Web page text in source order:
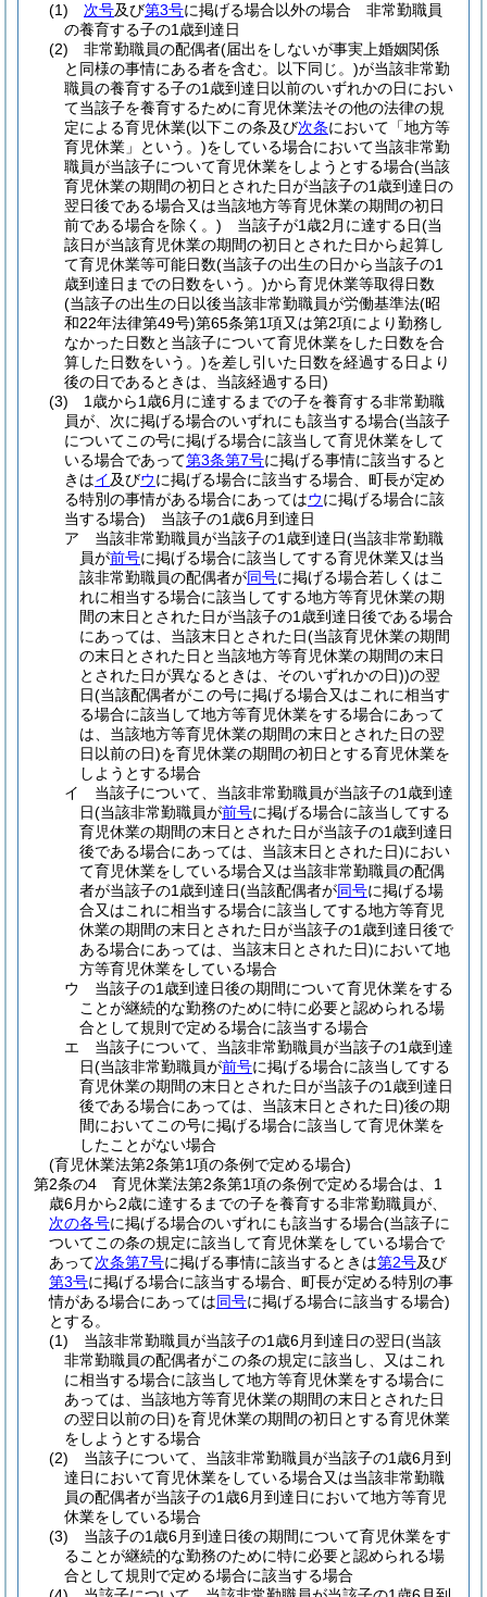
(1)
次号及び第3号に掲げる場合以外の場合 非常勤職員
の養育する子の1歳到達日
(2)
非常勤職員の配偶者(届出をしないが事実上婚姻関係
と同様の事情にある者を含む。以下同じ。)が当該非常勤
職員の養育する子の1歳到達日以前のいずれかの日におい
て当該子を養育するために育児休業法その他の法律の規
定による育児休業(以下この条及び次条において「地方等
育児休業」という。)をしている場合において当該非常勤
職員が当該子について育児休業をしようとする場合(当該
育児休業の期間の初日とされた日が当該子の1歳到達日の
翌日後である場合又は当該地方等育児休業の期間の初日
前である場合を除く。) 当該子が1歳2月に達する日(当
該日が当該育児休業の期間の初日とされた日から起算し
て育児休業等可能日数(当該子の出生の日から当該子の1
歳到達日までの日数をいう。)から育児休業等取得日数
(当該子の出生の日以後当該非常勤職員が労働基準法(昭
和22年法律第49号)第65条第1項又は第2項により勤務し
なかった日数と当該子について育児休業をした日数を合
算した日数をいう。)を差し引いた日数を経過する日より
後の日であるときは、当該経過する日)
(3)
1歳から1歳6月に達するまでの子を養育する非常勤職
員が、次に掲げる場合のいずれにも該当する場合(当該子
についてこの号に掲げる場合に該当して育児休業をして
いる場合であって第3条第7号に掲げる事情に該当すると
きはイ及びウに掲げる場合に該当する場合、町長が定め
る特別の事情がある場合にあってはウに掲げる場合に該
当する場合) 当該子の1歳6月到達日
ア
当該非常勤職員が当該子の1歳到達日(当該非常勤職
員が前号に掲げる場合に該当してする育児休業又は当
該非常勤職員の配偶者が同号に掲げる場合若しくはこ
れに相当する場合に該当してする地方等育児休業の期
間の末日とされた日が当該子の1歳到達日後である場合
にあっては、当該末日とされた日(当該育児休業の期間
の末日とされた日と当該地方等育児休業の期間の末日
とされた日が異なるときは、そのいずれかの日))の翌
日(当該配偶者がこの号に掲げる場合又はこれに相当す
る場合に該当して地方等育児休業をする場合にあって
は、当該地方等育児休業の期間の末日とされた日の翌
日以前の日)を育児休業の期間の初日とする育児休業を
しようとする場合
イ
当該子について、当該非常勤職員が当該子の1歳到達
日(当該非常勤職員が前号に掲げる場合に該当してする
育児休業の期間の末日とされた日が当該子の1歳到達日
後である場合にあっては、当該末日とされた日)におい
て育児休業をしている場合又は当該非常勤職員の配偶
者が当該子の1歳到達日(当該配偶者が同号に掲げる場
合又はこれに相当する場合に該当してする地方等育児
休業の期間の末日とされた日が当該子の1歳到達日後で
ある場合にあっては、当該末日とされた日)において地
方等育児休業をしている場合
ウ
当該子の1歳到達日後の期間について育児休業をする
ことが継続的な勤務のために特に必要と認められる場
合として規則で定める場合に該当する場合
エ
当該子について、当該非常勤職員が当該子の1歳到達
日(当該非常勤職員が前号に掲げる場合に該当してする
育児休業の期間の末日とされた日が当該子の1歳到達日
後である場合にあっては、当該末日とされた日)後の期
間においてこの号に掲げる場合に該当して育児休業を
したことがない場合
(育児休業法第2条第1項の条例で定める場合)
第2条の4
育児休業法第2条第1項の条例で定める場合は、1
歳6月から2歳に達するまでの子を養育する非常勤職員が、
次の各号に掲げる場合のいずれにも該当する場合(当該子に
ついてこの条の規定に該当して育児休業をしている場合で
あって次条第7号に掲げる事情に該当するときは第2号及び
第3号に掲げる場合に該当する場合、町長が定める特別の事
情がある場合にあっては同号に掲げる場合に該当する場合)
とする。
(1)
当該非常勤職員が当該子の1歳6月到達日の翌日(当該
非常勤職員の配偶者がこの条の規定に該当し、又はこれ
に相当する場合に該当して地方等育児休業をする場合に
あっては、当該地方等育児休業の期間の末日とされた日
の翌日以前の日)を育児休業の期間の初日とする育児休業
をしようとする場合
(2)
当該子について、当該非常勤職員が当該子の1歳6月到
達日において育児休業をしている場合又は当該非常勤職
員の配偶者が当該子の1歳6月到達日において地方等育児
休業をしている場合
(3)
当該子の1歳6月到達日後の期間について育児休業をす
ることが継続的な勤務のために特に必要と認められる場
合として規則で定める場合に該当する場合